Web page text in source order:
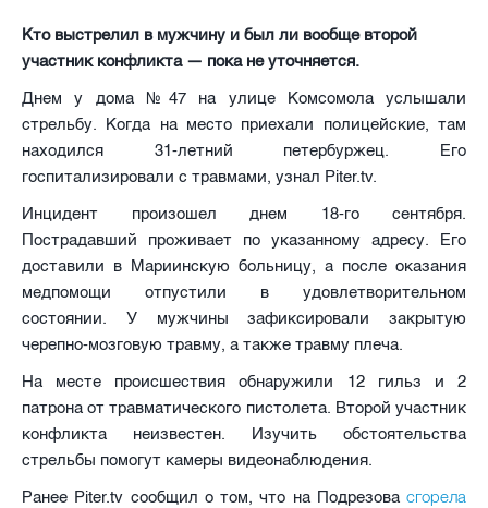
Кто выстрелил в мужчину и был ли вообще второй
участник конфликта — пока не уточняется.
Днем у дома №47 на улице Комсомола услышали
стрельбу. Когда на место приехали полицейские, там
находился 31-летний петербуржец. Его
госпитализировали с травмами, узнал Piter.tv.
Инцидент произошел днем 18-го сентября.
Пострадавший проживает по указанному адресу. Его
доставили в Мариинскую больницу, а после оказания
медпомощи отпустили в удовлетворительном
состоянии. У мужчины зафиксировали закрытую
черепно-мозговую травму, а также травму плеча.
На месте происшествия обнаружили 12 гильз и 2
патрона от травматического пистолета. Второй участник
конфликта неизвестен. Изучить обстоятельства
стрельбы помогут камеры видеонаблюдения.
Ранее Piter.tv сообщил о том, что на Подрезова сгорела